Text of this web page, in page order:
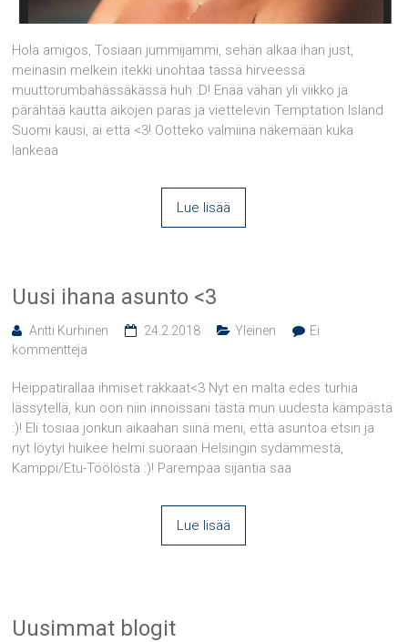
Hola amigos, Tosiaan jummijammi, sehän alkaa ihan just,
meinasin melkein itekki unohtaa tässä hirveessä
muuttorumbahässäkässä huh :D! Enää vähän yli viikko ja
pärähtää kautta aikojen paras ja viettelevin Temptation Island
Suomi kausi, ai että <3! Ootteko valmiina näkemään kuka
lankeaa
Lue lisää
Uusi ihana asunto <3
Antti Kurhinen 24.2.2018 Yleinen
Ei
kommentteja
Heippatirallaa ihmiset rakkaat<3 Nyt en malta edes turhia
lässytellä, kun oon niin innoissani tästä mun uudesta kämpästä
:)! Eli tosiaa jonkun aikaahan siinä meni, että asuntoa etsin ja
nyt löytyi huikee helmi suoraan Helsingin sydämmestä,
Kamppi/Etu-Töölöstä :)! Parempaa sijantia saa
Lue lisää
Uusimmat blogit